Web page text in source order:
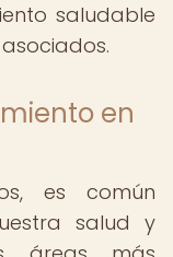
saludable
en
es común
salud y